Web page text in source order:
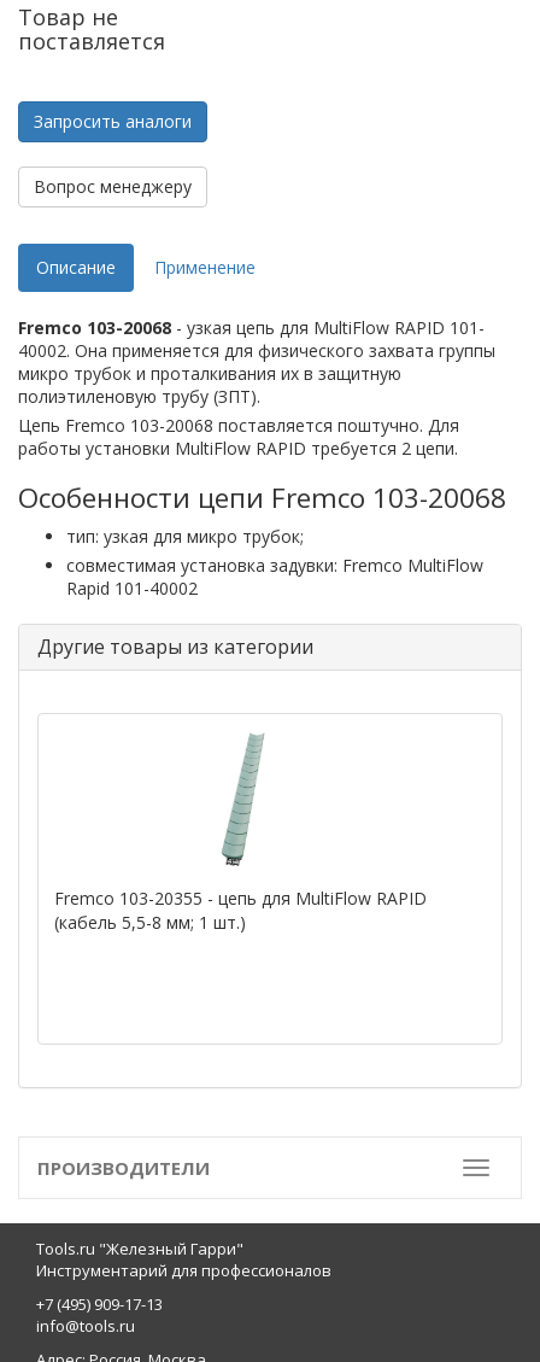
Товар не
поставляется
Запросить аналоги
Вопрос менеджеру
Описание Применение
Fremco 103-20068 - узкая цепь для MultiFlow RAPID 101-
40002. Она применяется для физического захвата группы
микро трубок и проталкивания их в защитную
полиэтиленовую трубу (ЗПТ).
Цепь Fremco 103-20068 поставляется поштучно. Для
работы установки MultiFlow RAPID требуется 2 цепи.
Особенности цепи Fremco 103-20068
тип: узкая для микро трубок;
совместимая установка задувки: Fremco MultiFlow
Rapid 101-40002
Другие товары из категории
Fremco 103-20355 - цепь для MultiFlow RAPID
(кабель 5,5-8 мм; 1 шт.)
Toggle
ПРОИЗВОДИТЕЛИ
Tools.ru "Железный Гарри"
Инструментарий для профессионалов
+7 (495) 909-17-13
info@tools.ru